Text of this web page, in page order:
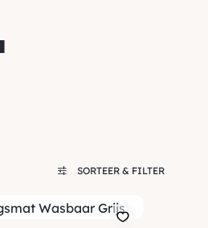
SORTEER & FILTER